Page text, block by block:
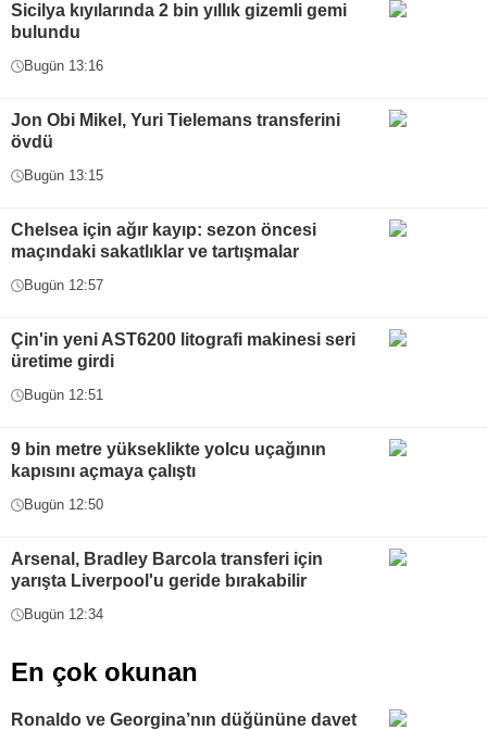
Sicilya kıyılarında 2 bin yıllık gizemli gemi
bulundu
Bugün 13:16
Jon Obi Mikel, Yuri Tielemans transferini
övdü
Bugün 13:15
Chelsea için ağır kayıp: sezon öncesi
maçındaki sakatlıklar ve tartışmalar
Bugün 12:57
Çin'in yeni AST6200 litografi makinesi seri
üretime girdi
Bugün 12:51
9 bin metre yükseklikte yolcu uçağının
kapısını açmaya çalıştı
Bugün 12:50
Arsenal, Bradley Barcola transferi için
yarışta Liverpool'u geride bırakabilir
Bugün 12:34
En çok okunan
Ronaldo ve Georgina’nın düğününe davet